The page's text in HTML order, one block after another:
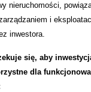
nieruchomości,
i
inwestora.
się, aby
dla